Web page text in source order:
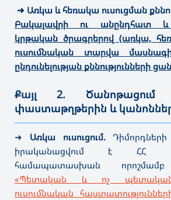
➜ Առկա և հեռակա ուսուցման
Բակալավրի ու անընդհատ և
կրթական ծրագրերով (առկա,
ուսումնական տարվա
ընդունելության քննությունների
Քայլ 2. Ծանոթացում
փաստաթղթերին և
➜ Առկա ուսուցում.Դիմորդների
իրականացվում է ՀՀ
համապատասխան
«Պետական և ոչ պետական
ուսումնական